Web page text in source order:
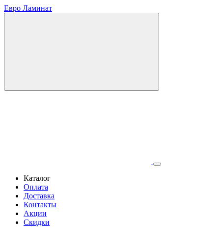
Евро Ламинат
Каталог
Оплата
Доставка
Контакты
Акции
Скидки